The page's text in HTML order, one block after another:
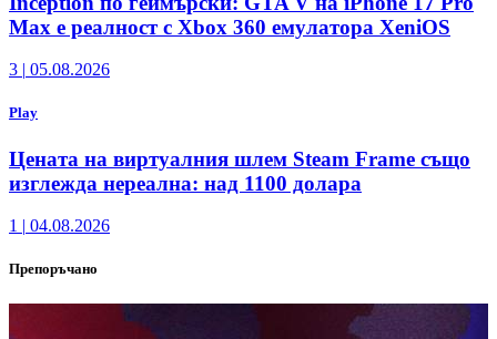
Max е реалност с Xbox 360 емулатора XeniOS
3 | 05.08.2026
Play
Цената на виртуалния шлем Steam Frame също
изглежда нереална: над 1100 долара
1 | 04.08.2026
Препоръчано